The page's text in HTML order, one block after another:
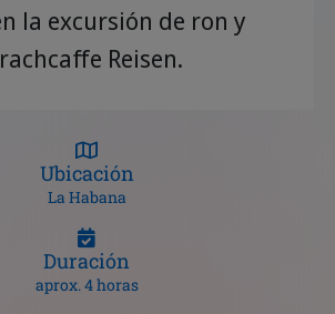
la excursión de ron y
Reisen.
Ubicación
La Habana
Duración
aprox. 4 horas